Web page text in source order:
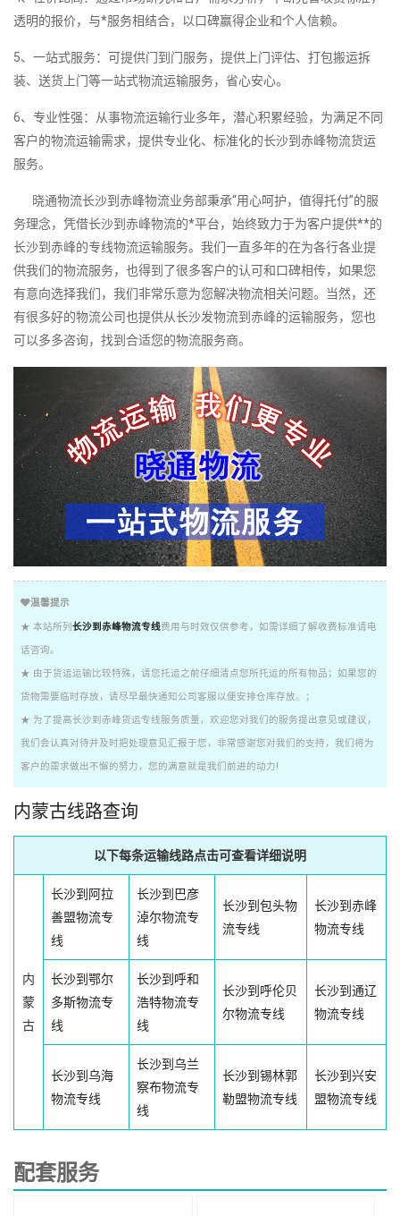
透明的报价，与*服务相结合，以口碑赢得企业和个人信赖。
5、一站式服务：可提供门到门服务，提供上门评估、打包搬运拆
装、送货上门等一站式物流运输服务，省心安心。
6、专业性强：从事物流运输行业多年，潜心积累经验，为满足不同
客户的物流运输需求，提供专业化、标准化的长沙到赤峰物流货运
服务。
晓通物流长沙到赤峰物流业务部秉承“用心呵护，值得托付”的服
务理念，凭借长沙到赤峰物流的*平台，始终致力于为客户提供**的
长沙到赤峰的专线物流运输服务。我们一直多年的在为各行各业提
供我们的物流服务，也得到了很多客户的认可和口碑相传，如果您
有意向选择我们，我们非常乐意为您解决物流相关问题。当然，还
有很多好的物流公司也提供从长沙发物流到赤峰的运输服务，您也
可以多多咨询，找到合适您的物流服务商。
温馨提示
★ 本站所列 长沙到赤峰物流专线费用与时效仅供参考，如需详细了解收费标准请电
话咨询。
★ 由于货运运输比较特殊，请您托运之前仔细清点您所托运的所有物品；如果您的
货物需要临时存放，请尽早最快通知公司客服以便安排仓库存放。；
★ 为了提高长沙到赤峰货运专线服务质量，欢迎您对我们的服务提出意见或建议，
我们会认真对待并及时把处理意见汇报于您，非常感谢您对我们的支持，我们将为
客户的需求做出不懈的努力，您的满意就是我们前进的动力!
内蒙古线路查询
以下每条运输线路点击可查看详细说明
内
蒙
古
长沙到阿拉
善盟物流专
线
长沙到巴彦
淖尔物流专
线
长沙到包头物
流专线
长沙到赤峰
物流专线
长沙到鄂尔
多斯物流专
线
长沙到呼和
浩特物流专
线
长沙到呼伦贝
尔物流专线
长沙到通辽
物流专线
长沙到乌海
物流专线
长沙到乌兰
察布物流专
线
长沙到锡林郭
勒盟物流专线
长沙到兴安
盟物流专线
配套服务